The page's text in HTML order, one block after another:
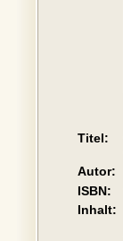
Titel:
Autor:
ISBN:
Inhalt: